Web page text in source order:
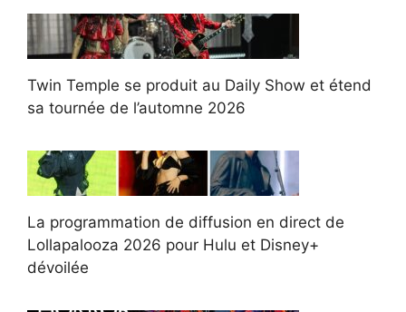
Twin Temple se produit au Daily Show et étend
sa tournée de l’automne 2026
La programmation de diffusion en direct de
Lollapalooza 2026 pour Hulu et Disney+
dévoilée